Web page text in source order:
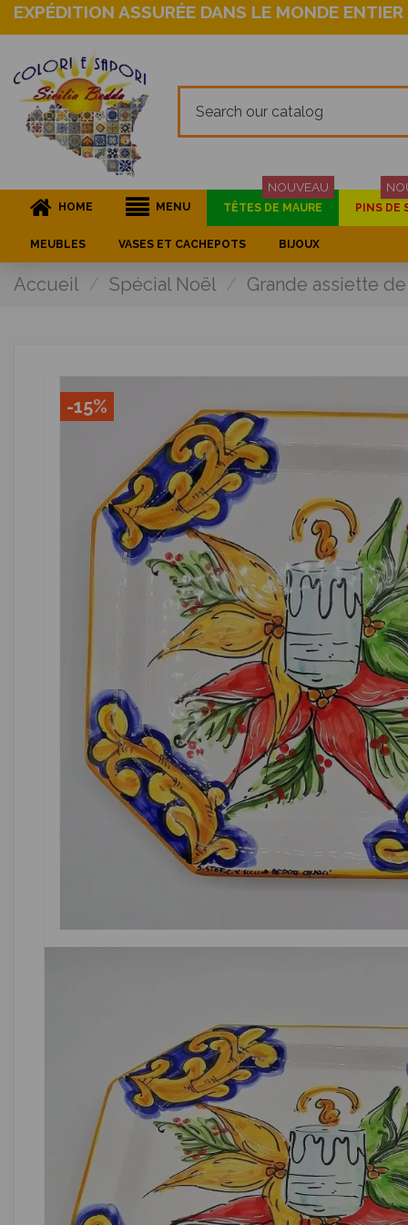
EXPÉDITION ASSURÉE DANS LE MONDE ENTIER
HOME MENU TÊTES DE MAURE
NOUVEAU
PINS DE
MEUBLES VASES ET CACHEPOTS BIJOUX
Accueil Spécial Noël Grande assiette
-15%